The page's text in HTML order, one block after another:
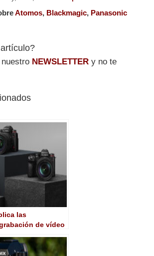
Atomos, Blackmagic, Panasonic
NEWSLETTER y no te
las
de vídeo